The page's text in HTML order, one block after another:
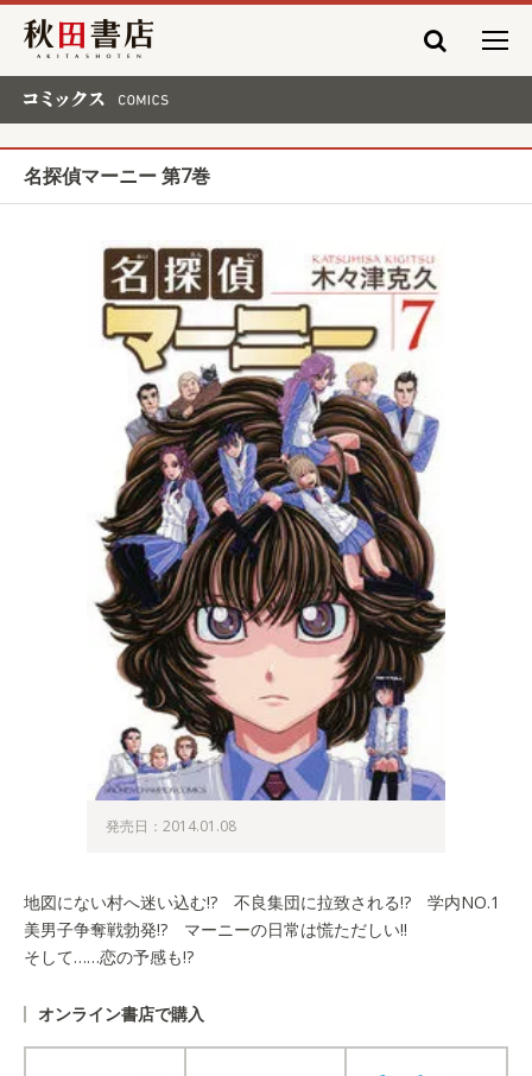
秋田書店
名探偵マーニー 第7巻
発売日：2014.01.08
地図にない村へ迷い込む!? 不良集団に拉致される!? 学内NO.1
美男子争奪戦勃発!? マーニーの日常は慌ただしい!!
そして……恋の予感も!?
オンライン書店で購入